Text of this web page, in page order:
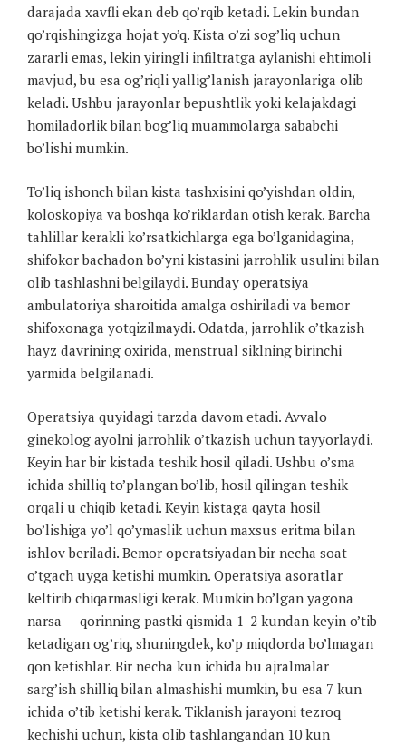
darajada xavfli ekan deb qo’rqib ketadi. Lekin bundan
qo’rqishingizga hojat yo’q. Kista o’zi sog’liq uchun
zararli emas, lekin yiringli infiltratga aylanishi ehtimoli
mavjud, bu esa og’riqli yallig’lanish jarayonlariga olib
keladi. Ushbu jarayonlar bepushtlik yoki kelajakdagi
homiladorlik bilan bog’liq muammolarga sababchi
bo’lishi mumkin.
To’liq ishonch bilan kista tashxisini qo’yishdan oldin,
koloskopiya va boshqa ko’riklardan otish kerak. Barcha
tahlillar kerakli ko’rsatkichlarga ega bo’lganidagina,
shifokor bachadon bo’yni kistasini jarrohlik usulini bilan
olib tashlashni belgilaydi. Bunday operatsiya
ambulatoriya sharoitida amalga oshiriladi va bemor
shifoxonaga yotqizilmaydi. Odatda, jarrohlik o’tkazish
hayz davrining oxirida, menstrual siklning birinchi
yarmida belgilanadi.
Operatsiya quyidagi tarzda davom etadi. Avvalo
ginekolog ayolni jarrohlik o’tkazish uchun tayyorlaydi.
Keyin har bir kistada teshik hosil qiladi. Ushbu o’sma
ichida shilliq to’plangan bo’lib, hosil qilingan teshik
orqali u chiqib ketadi. Keyin kistaga qayta hosil
bo’lishiga yo’l qo’ymaslik uchun maxsus eritma bilan
ishlov beriladi. Bemor operatsiyadan bir necha soat
o’tgach uyga ketishi mumkin. Operatsiya asoratlar
keltirib chiqarmasligi kerak. Mumkin bo’lgan yagona
narsa — qorinning pastki qismida 1-2 kundan keyin o’tib
ketadigan og’riq, shuningdek, ko’p miqdorda bo’lmagan
qon ketishlar. Bir necha kun ichida bu ajralmalar
sarg’ish shilliq bilan almashishi mumkin, bu esa 7 kun
ichida o’tib ketishi kerak. Tiklanish jarayoni tezroq
kechishi uchun, kista olib tashlangandan 10 kun